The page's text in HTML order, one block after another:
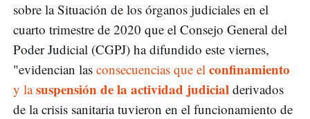
sobre la Situación de los órganos judiciales en el
cuarto trimestre de 2020 que el Consejo General del
Poder Judicial (CGPJ) ha difundido este viernes,
"evidencian las consecuencias que el confinamiento
y lasuspensión de la actividad judicial derivados
de la crisis sanitaria tuvieron en el funcionamiento de